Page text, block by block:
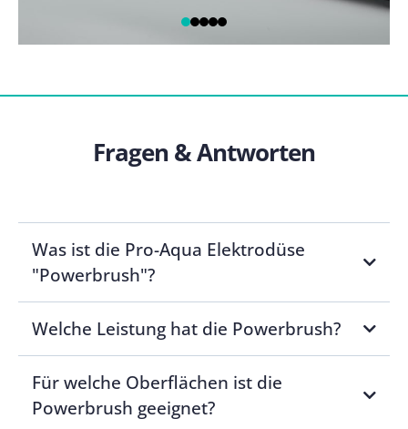
Fragen & Antworten
Was ist die Pro-Aqua Elektrodüse
"Powerbrush"?
Welche Leistung hat die Powerbrush?
Für welche Oberflächen ist die
Powerbrush geeignet?